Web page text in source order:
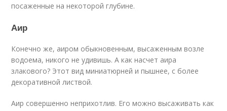
посаженные на некоторой глубине.
Аир
Конечно же, аиром обыкновенным, высаженным возле
водоема, никого не удивишь. А как насчет аира
злакового? Этот вид миниатюрней и пышнее, с более
декоративной листвой.
Аир совершенно неприхотлив. Его можно высаживать как